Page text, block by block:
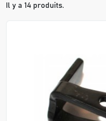
Il y a 14 produits.